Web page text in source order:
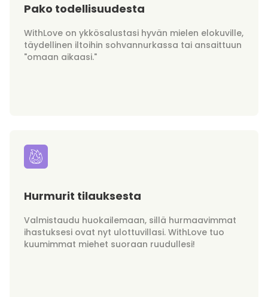
Pako todellisuudesta
WithLove on ykkösalustasi hyvän mielen elokuville,
täydellinen iltoihin sohvannurkassa tai ansaittuun
"omaan aikaasi."
Hurmurit tilauksesta
Valmistaudu huokailemaan, sillä hurmaavimmat
ihastuksesi ovat nyt ulottuvillasi. WithLove tuo
kuumimmat miehet suoraan ruudullesi!